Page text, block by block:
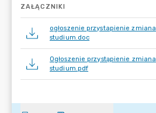
ZAŁĄCZNIKI
ogłoszenie przystapienie zmiana
studium.doc
Ogłoszenie przystąpienie zmiana
studium.pdf